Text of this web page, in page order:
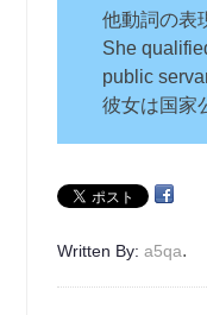
他動詞の表
She
public
彼女は国家
Written By:a5qa.